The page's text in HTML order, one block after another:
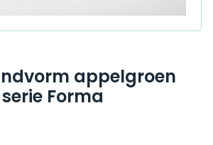
appelgroen
Forma